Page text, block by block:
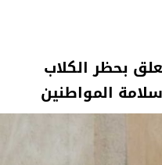
بحظر الكلاب
المواطنين